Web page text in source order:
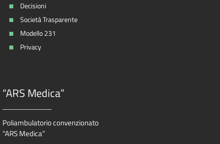
Decisioni
Società Trasparente
Modello 231
Privacy
“ARS Medica”
Poliambulatorio convenzionato
“ARS Medica”